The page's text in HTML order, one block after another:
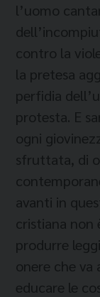
l’uomo
contro la
la pretesa
perfidia
protesta. E
ogni
sfruttata, di
avanti in
cristiana non
produrre
onere che
educare le